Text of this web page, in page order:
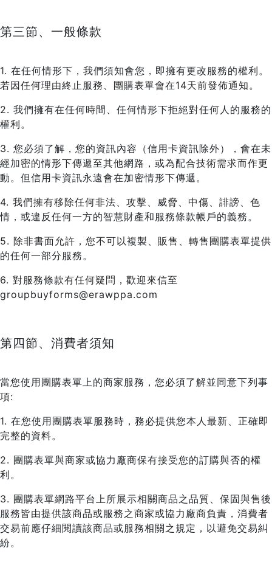
第三節、一般條款
1. 在任何情形下，我們須知會您，即擁有更改服務的權利。
若因任何理由終止服務、團購表單會在14天前發佈通知。
2. 我們擁有在任何時間、任何情形下拒絕對任何人的服務的
權利。
3. 您必須了解，您的資訊內容（信用卡資訊除外），會在未
經加密的情形下傳遞至其他網路，或為配合技術需求而作更
動。但信用卡資訊永遠會在加密情形下傳遞。
4. 我們擁有移除任何非法、攻擊、威脅、中傷、誹謗、色
情，或違反任何一方的智慧財產和服務條款帳戶的義務。
5. 除非書面允許，您不可以複製、販售、轉售團購表單提供
的任何一部分服務。
6. 對服務條款有任何疑問，歡迎來信至
groupbuyforms@erawppa.com
第四節、消費者須知
當您使用團購表單上的商家服務，您必須了解並同意下列事
項:
1. 在您使用團購表單服務時，務必提供您本人最新、正確即
完整的資料。
2. 團購表單與商家或協力廠商保有接受您的訂購與否的權
利。
3. 團購表單網路平台上所展示相關商品之品質、保固與售後
服務皆由提供該商品或服務之商家或協力廠商負責，消費者
交易前應仔細閱讀該商品或服務相關之規定，以避免交易糾
紛。